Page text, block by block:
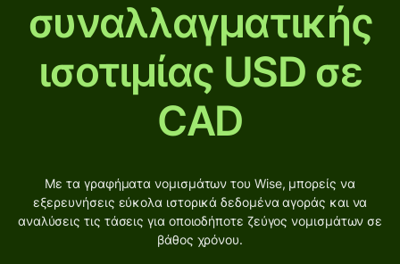
συναλλαγματικής
ισοτιμίας USD σε
CAD
Με τα γραφήματα νομισμάτων του Wise, μπορείς να
εξερευνήσεις εύκολα ιστορικά δεδομένα αγοράς και να
αναλύσεις τις τάσεις για οποιοδήποτε ζεύγος νομισμάτων σε
βάθος χρόνου.